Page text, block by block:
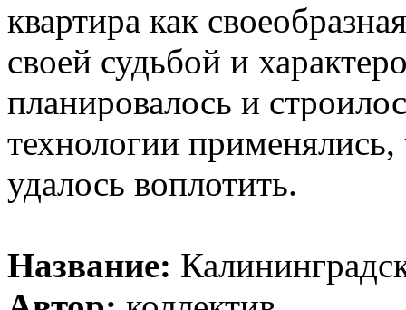
квартира как
своей судьбой и
планировалось и
технологии
удалось воплотить.
Название: